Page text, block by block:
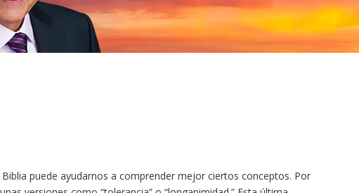
puede ayudarnos a comprender mejor ciertos conceptos. Por